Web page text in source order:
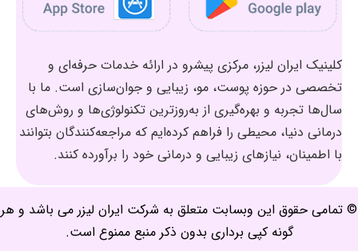
کلینیک ایران لیزر، مرکزی پیشرو در ارائه خدمات حرفه‌ای و
تخصصی در حوزه پوست، مو، زیبایی و جوان‌سازی است. ما با
سال‌ها تجربه و بهره‌گیری از به‌روزترین تکنولوژی‌ها و روش‌های
درمانی دنیا، محیطی را فراهم کرده‌ایم که مراجعه‌کنندگان بتوانند
با اطمینان، نیازهای زیبایی و درمانی خود را برآورده کنند.
© تمامی حقوق این وبسابت متعلق به شرکت ایران لیزر می باشد و هر
گونه کپی برداری بدون ذکر منبع ممنوع است.